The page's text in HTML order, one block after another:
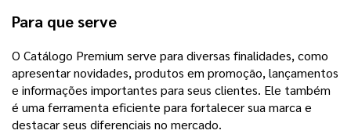
Para que serve
O Catálogo Premium serve para diversas finalidades, como
apresentar novidades, produtos em promoção, lançamentos
e informações importantes para seus clientes. Ele também
é uma ferramenta eficiente para fortalecer sua marca e
destacar seus diferenciais no mercado.